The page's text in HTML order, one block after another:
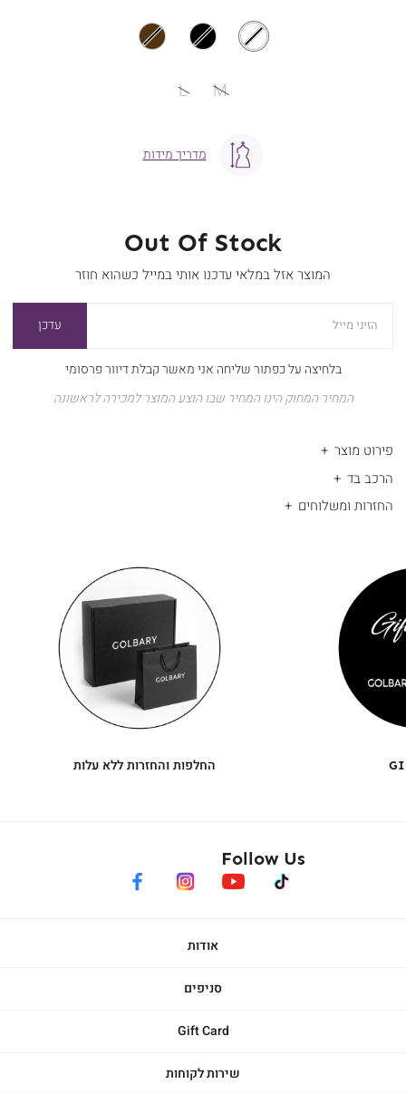
מידה M
L
מדריך מידות
Out Of Stock
המוצר אזל במלאי עדכנו אותי במייל כשהוא חוזר
הזיני מייל
בלחיצה על כפתור שליחה אני מאשר קבלת דיוור פרסומי
עדכן
המחיר המחוק הינו המחיר שבו הוצע המוצר למכירה לראשונה
פירוט מוצר
הרכב בד
החזרות ומשלוחים
תומך
מכירה
עיגולים
(4)
החלפות והחזרות ללא עלות
אודות
סניפים
Gift Card
שירות לקוחות
Follow Us
facebook instagram youtube tiktok